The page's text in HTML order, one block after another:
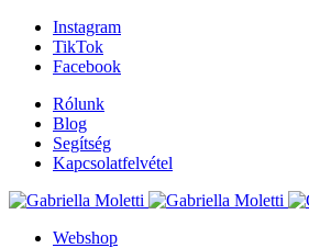
Instagram
TikTok
Facebook
Rólunk
Blog
Segítség
Kapcsolatfelvétel
Webshop